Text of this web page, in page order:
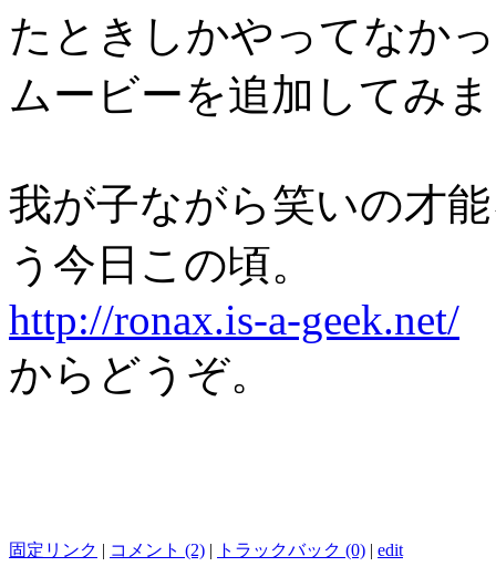
たときしかやってなか
ムービーを追加してみ
我が子ながら笑いの才
う今日この頃。
http://ronax.is-a-geek.net/
からどうぞ。
固定リンク | コメント (2) | トラックバック (0) | edit